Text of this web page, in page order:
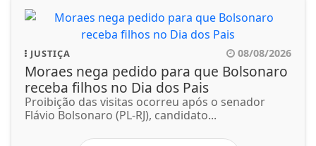
JUSTIÇA 08/08/2026
Moraes nega pedido para que Bolsonaro
receba filhos no Dia dos Pais
Proibição das visitas ocorreu após o senador
Flávio Bolsonaro (PL-RJ), candidato...